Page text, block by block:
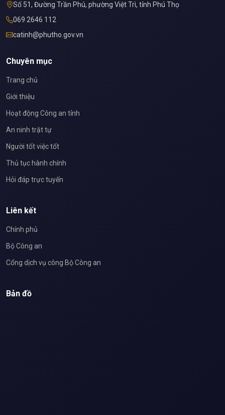
Số 51, Đường Trần Phú, phường Việt Trì, tỉnh Phú Thọ
069 2646 112
catinh@phutho.gov.vn
Chuyên mục
Trang chủ
Giới thiệu
Hoạt động Công an tỉnh
An ninh trật tự
Người tốt việc tốt
Thủ tục hành chính
Hỏi đáp trực tuyến
Liên kết
Chính phủ
Bộ Công an
Cổng dịch vụ công Bộ Công an
Bản đồ